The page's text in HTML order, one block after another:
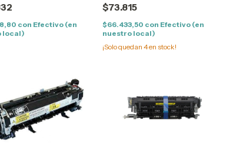
( LU7186002
con Efectivo (en
local)
$73.815
$66.433,50 con Efectivo (en
nuestro local)
¡Solo quedan4en stock!